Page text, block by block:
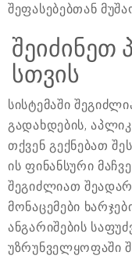
შეფასებებთან
შეიძინეთ
სთვის
სისტემაში
გადახდების,
თქვენ გექნებათ
ის ფინანსური
შეგიძლიათ
მონაცემები
ანგარიშების
უზრუნველყოფაში